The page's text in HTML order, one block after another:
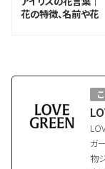
花の特徴、名前や花
ガ
物